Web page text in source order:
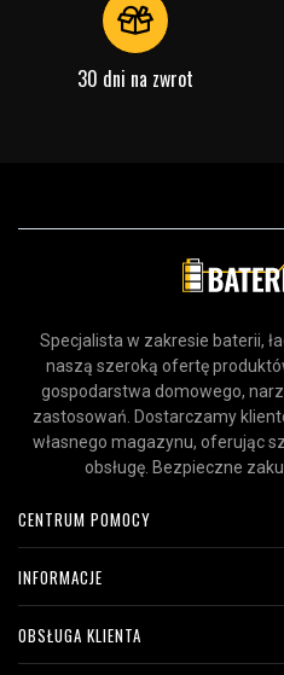
Sprawdź, co oznaczają
30 dni na zwrot
Specjalista w zakresie baterii,
naszą szeroką ofertę
gospodarstwa domowego,
zastosowań. Dostarczamy
własnego magazynu, oferując
obsługę. Bezpieczne
CENTRUM POMOCY
INFORMACJE
OBSŁUGA KLIENTA